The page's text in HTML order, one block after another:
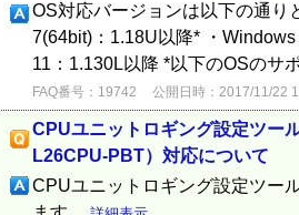
OS対応バージョンは以下の通り
7(64bit)：1.18U以降* ・
11：1.130L以降 *以下のOSのサ
FAQ番号：19742 公開日時：2017/11/22
CPUユニットロギング設定ツー
L26CPU-PBT）対応について
CPUユニットロギング設定ツー